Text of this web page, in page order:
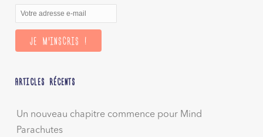
ARTICLES RÉCENTS
Un nouveau chapitre commence pour Mind
Parachutes